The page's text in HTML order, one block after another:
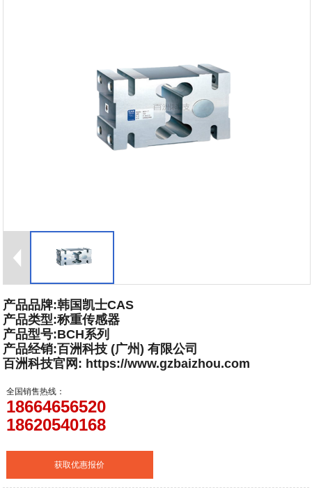
产品品牌:韩国凯士CAS
产品类型:称重传感器
产品型号:BCH系列
产品经销:百洲科技 (广州) 有限公司
百洲科技官网: https://www.gzbaizhou.com
全国销售热线：
18664656520
18620540168
获取优惠报价